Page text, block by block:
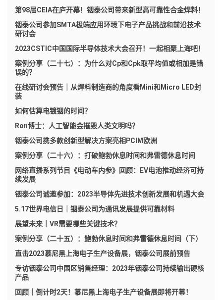
第98届CEIA在庐开幕！铟泰公司带来新型高可靠性合金焊料！
铟泰公司参加SMTA极端应用环境下电子产品挑战和前沿技术
研讨会
2023CSTIC中国国际半导体技术大会召开！一起相聚上海吧！
案例分享（二十七）：为什么对Cp和Cpk取平均值或相加是错
误的？
在线研讨会预告｜从焊料制造商的角度看Mini和Micro LED封
装
如何估算电镀铟的时间？
Ron博士：人工智能会摧毁人类文明吗？
铟泰公司携多款创新型解决方案亮相PCIM欧洲
案例分享（二十六）：打破鲍勃休息时间和弗雷德休息时间
网络直播系列节目《电动车内参》回顾：EV电池推动经济可持
续发展
铟泰公司诚邀参加：2023半导体先进技术创新发展和机遇大会
5.17世界电信日｜铟泰公司为通讯发展提供可靠材料
展望未来｜VR需要哪些关键技术？
案例分享（二十五）：鲍勃休息时间和弗雷德休息时间（下）
直击2023慕尼黑上海电子生产设备展，铟泰公司展前预告
专访铟泰公司中国区销售经理：2023年铟泰公司持续输出硬核
产品
回顾｜倒计时2天！慕尼黑上海电子生产设备展即将开幕！